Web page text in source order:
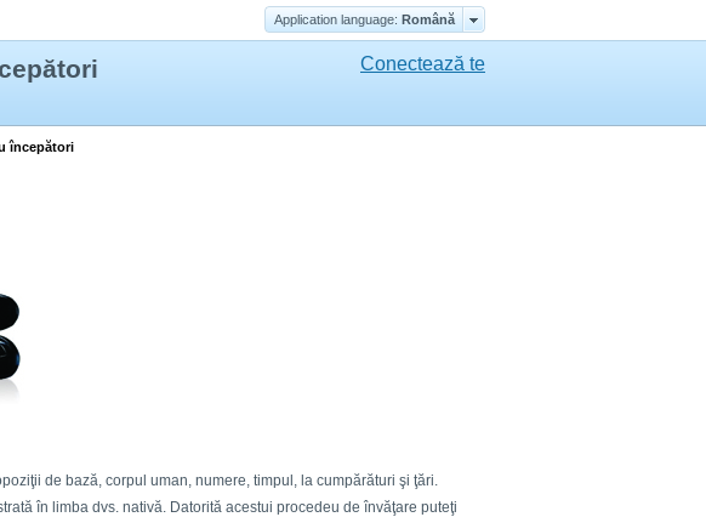
Application language: Română
Conectează te
începători
de bază, corpul uman, numere, timpul, la cumpărături şi ţări.
în limba dvs. nativă. Datorită acestui procedeu de învăţare puteţi